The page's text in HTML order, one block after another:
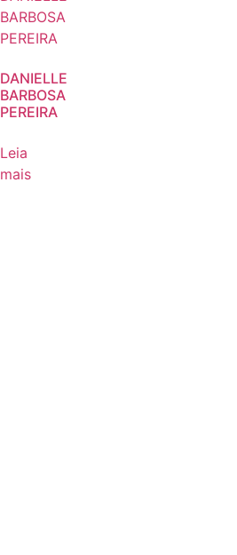
DANIELLE
BARBOSA
PEREIRA
Leia
mais